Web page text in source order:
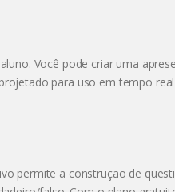
Você pode criar uma
para uso em tempo
permite a construção de